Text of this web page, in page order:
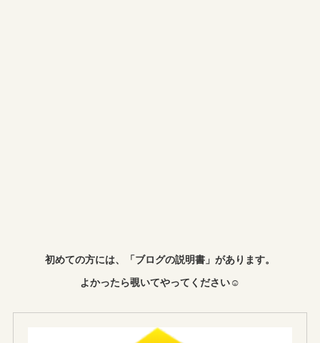
初めての方には、「ブログの説明書」があります。
よかったら覗いてやってください☺︎